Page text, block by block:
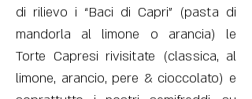
di rilievo i “Baci di Capri” (pasta di
mandorla al limone o arancia) le
Torte Capresi rivisitate (classica, al
limone, arancio, pere & cioccolato) e